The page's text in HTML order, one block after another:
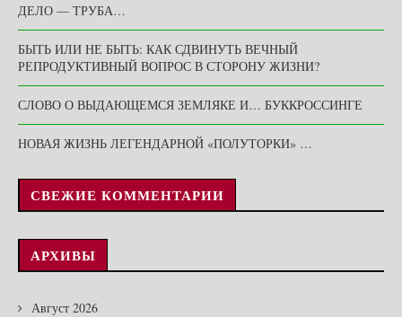
ДЕЛО — ТРУБА…
БЫТЬ ИЛИ НЕ БЫТЬ: КАК СДВИНУТЬ ВЕЧНЫЙ
РЕПРОДУКТИВНЫЙ ВОПРОС В СТОРОНУ ЖИЗНИ?
СЛОВО О ВЫДАЮЩЕМСЯ ЗЕМЛЯКЕ И… БУККРОССИНГЕ
НОВАЯ ЖИЗНЬ ЛЕГЕНДАРНОЙ «ПОЛУТОРКИ» …
СВЕЖИЕ КОММЕНТАРИИ
АРХИВЫ
Август 2026